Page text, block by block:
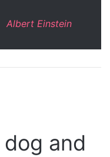
Albert Einstein
and